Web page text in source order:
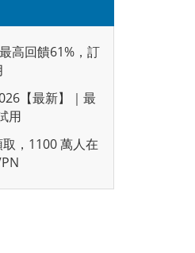
高回饋61%，訂
【最新】｜最
用
，1100 萬人在